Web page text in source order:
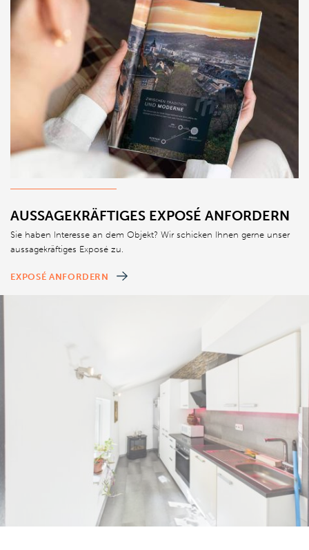
AUSSAGEKRÄFTIGES EXPOSÉ ANFORDERN
Sie haben Interesse an dem Objekt? Wir schicken Ihnen gerne unser
aussagekräftiges Exposé zu.
EXPOSÉ ANFORDERN